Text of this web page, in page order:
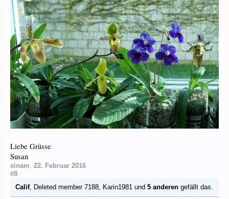
Liebe Grüsse
Susan
sinam 22. Februar 2016
#8
Calif, Deleted member 7188 Karin1981 und 5 anderen gefällt das.